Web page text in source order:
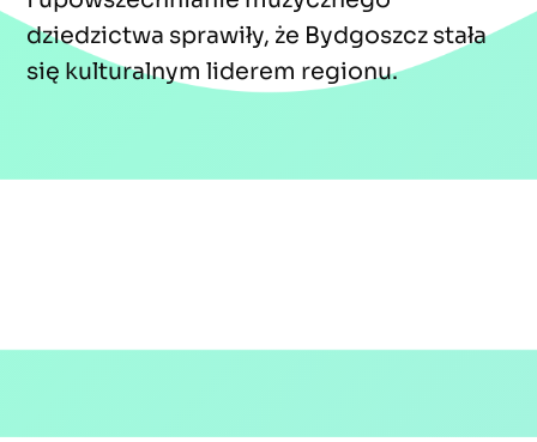
dziedzictwa sprawiły, że Bydgoszcz stała
się kulturalnym liderem regionu.